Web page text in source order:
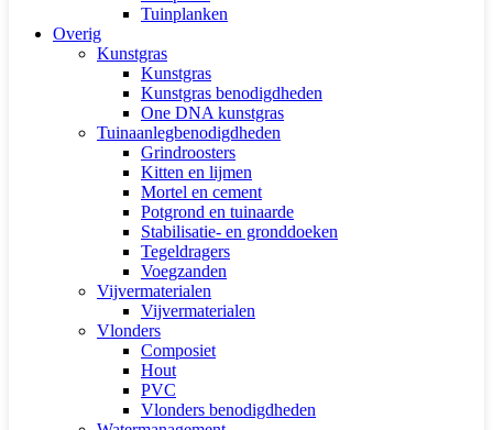
Tuinplanken
Overig
Kunstgras
Kunstgras
Kunstgras benodigdheden
One DNA kunstgras
Tuinaanlegbenodigdheden
Grindroosters
Kitten en lijmen
Mortel en cement
Potgrond en tuinaarde
Stabilisatie- en gronddoeken
Tegeldragers
Voegzanden
Vijvermaterialen
Vijvermaterialen
Vlonders
Composiet
Hout
PVC
Vlonders benodigdheden